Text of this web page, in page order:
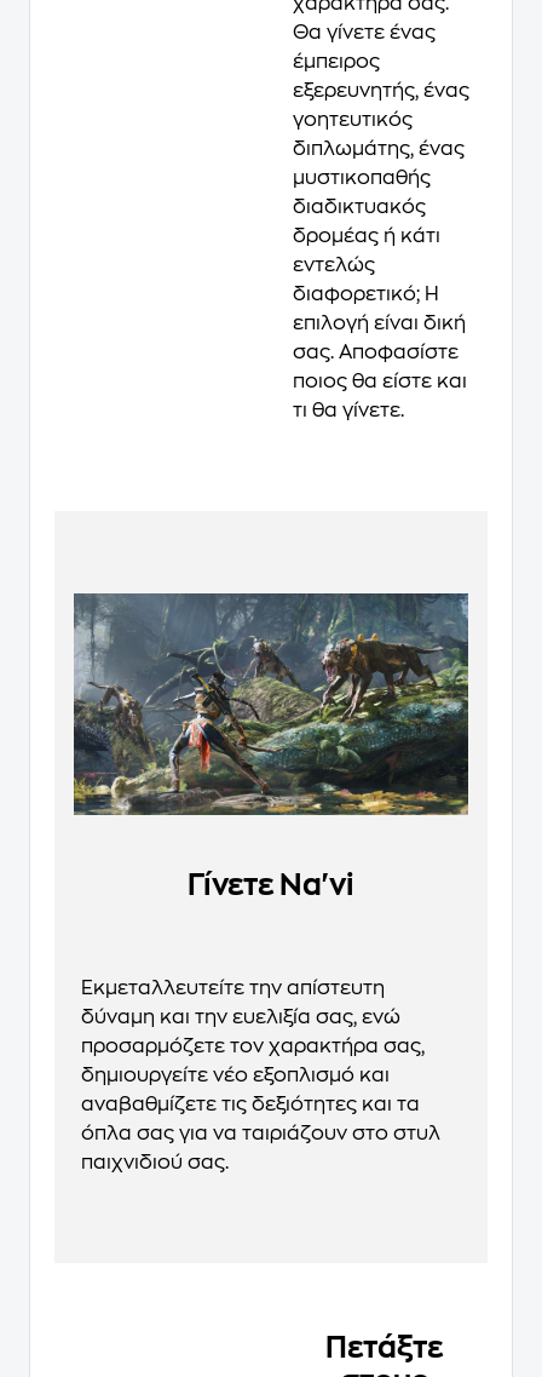
Θα γίνετε ένας
έμπειρος
εξερευνητής, ένας
γοητευτικός
διπλωμάτης, ένας
μυστικοπαθής
διαδικτυακός
δρομέας ή κάτι
εντελώς
διαφορετικό; Η
επιλογή είναι δική
σας. Αποφασίστε
ποιος θα είστε και
τι θα γίνετε.
Γίνετε Na'vi
Εκμεταλλευτείτε την απίστευτη
δύναμη και την ευελιξία σας, ενώ
προσαρμόζετε τον χαρακτήρα σας,
δημιουργείτε νέο εξοπλισμό και
αναβαθμίζετε τις δεξιότητες και τα
όπλα σας για να ταιριάζουν στο στυλ
παιχνιδιού σας.
Πετάξτε